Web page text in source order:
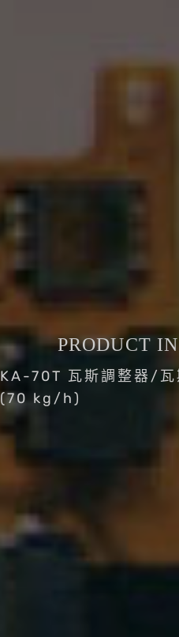
PRODUCT
KA-70T 瓦斯調整器/瓦
(70 kg/h)